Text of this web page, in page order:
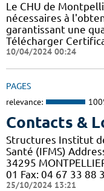
Le CHU de
nécessaires à
garantissant une
Télécharger
10/04/2024 00:24
PAGES
relevance:
Contacts &
Structures Institut
Santé (IFMS)
34295
01 Fax: 04 67 33 88
25/10/2024 13:21